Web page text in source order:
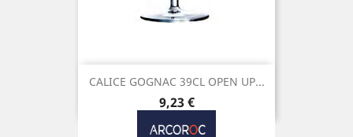
CALICE GOGNAC 39CL OPEN UP...
Preço
9,23 €